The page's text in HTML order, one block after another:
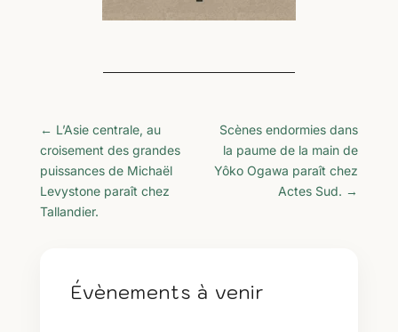
← L’Asie centrale, au
croisement des grandes
puissances de Michaël
Levystone paraît chez
Tallandier.
Scènes endormies dans
la paume de la main de
Yôko Ogawa paraît chez
Actes Sud. →
Évènements à venir